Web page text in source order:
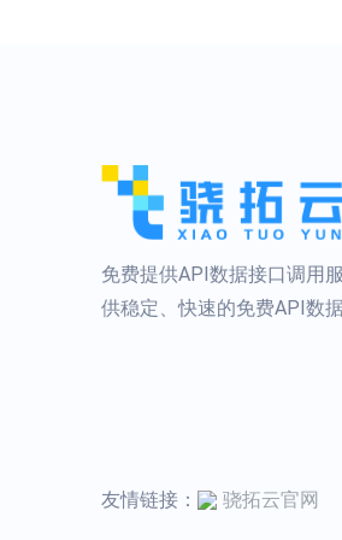
免费提供API数据接口调用
供稳定、快速的免费API数据
友情链接： 骁拓云官网